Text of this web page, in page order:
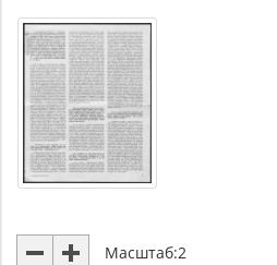
Масштаб:2